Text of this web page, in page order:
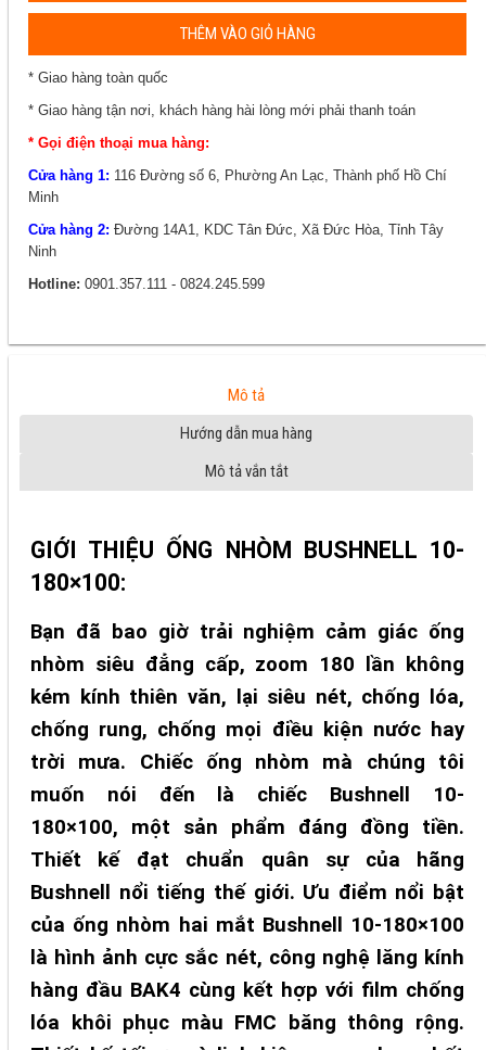
THÊM VÀO GIỎ HÀNG
* Giao hàng toàn quốc
* Giao hàng tận nơi, khách hàng hài lòng mới phải thanh toán
* Gọi điện thoại mua hàng:
Cửa hàng 1: 116 Đường số 6, Phường An Lạc, Thành phố Hồ Chí
Minh
Cửa hàng 2: Đường 14A1, KDC Tân Đức, Xã Đức Hòa, Tỉnh Tây
Ninh
Hotline: 0901.357.111 - 0824.245.599
Mô tả
Hướng dẫn mua hàng
Mô tả vắn tắt
GIỚI THIỆU ỐNG NHÒM BUSHNELL 10-
180×100:
Bạn đã bao giờ trải nghiệm cảm giác ống
nhòm siêu đẳng cấp, zoom 180 lần không
kém kính thiên văn, lại siêu nét, chống lóa,
chống rung, chống mọi điều kiện nước hay
trời mưa. Chiếc ống nhòm mà chúng tôi
muốn nói đến là chiếc Bushnell 10-
180×100, một sản phẩm đáng đồng tiền.
Thiết kế đạt chuẩn quân sự của hãng
Bushnell nổi tiếng thế giới. Ưu điểm nổi bật
của ống nhòm hai mắt Bushnell 10-180×100
là hình ảnh cực sắc nét, công nghệ lăng kính
hàng đầu BAK4 cùng kết hợp với film chống
lóa khôi phục màu FMC băng thông rộng.